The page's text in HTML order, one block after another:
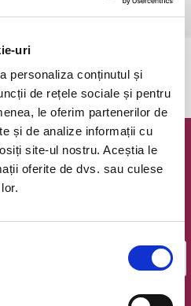
uri
personaliza conținutul și
de rețele sociale și pentru
le oferim partenerilor de
și de analize informații cu
site-ul nostru. Aceștia le
oferite de dvs. sau culese
@ Bilete.ro
saptamanala cu cele mai noi